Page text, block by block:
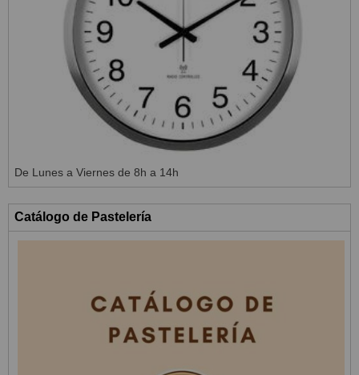
De Lunes a Viernes de 8h a 14h
Catálogo de Pastelería